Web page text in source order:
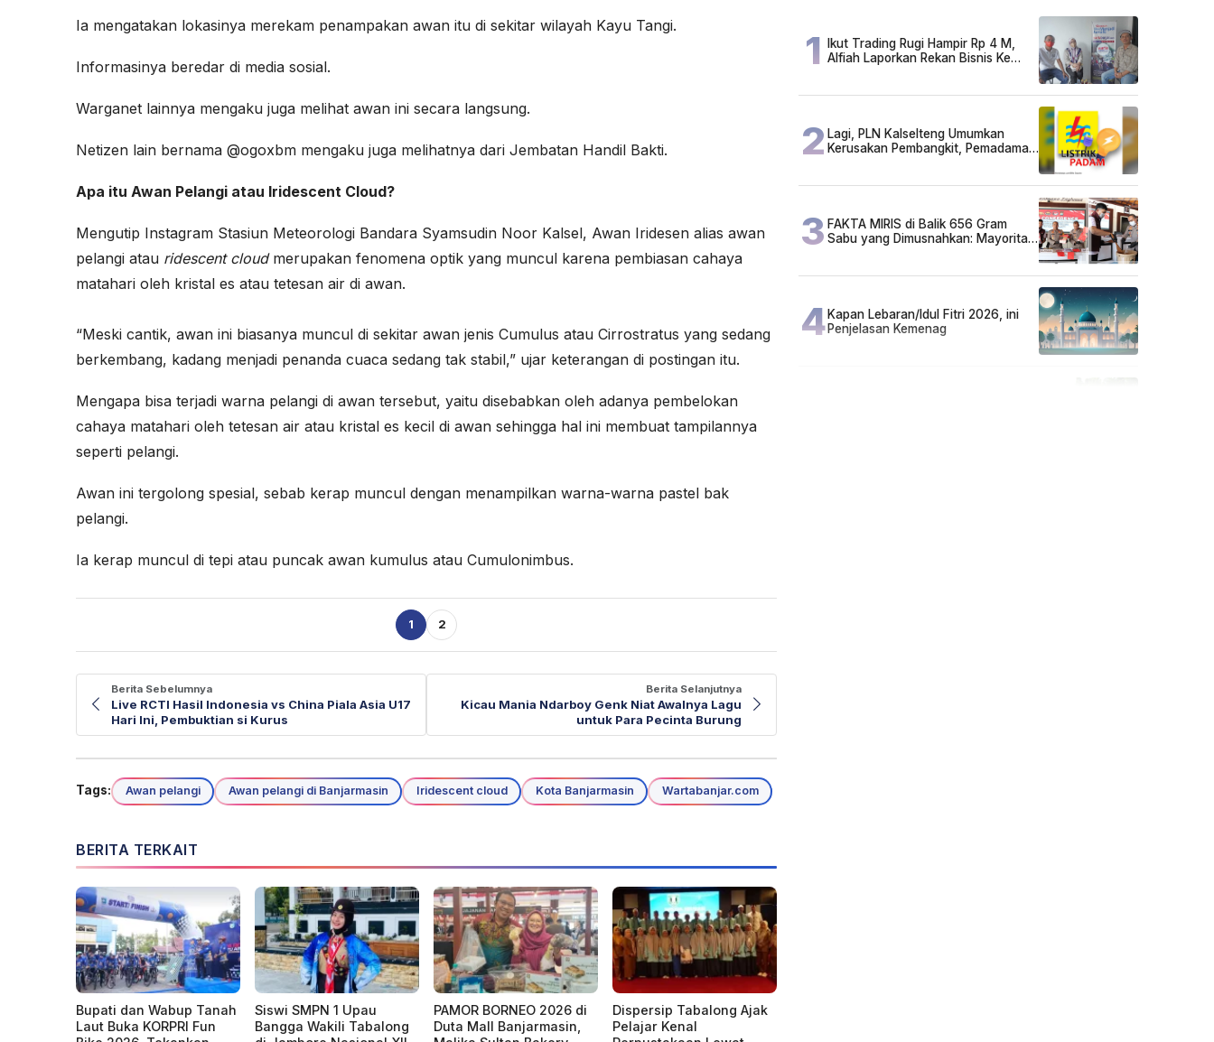
Ia mengatakan lokasinya merekam penampakan awan itu di sekitar wilayah Kayu Tangi.
Informasinya beredar di media sosial.
Warganet lainnya mengaku juga melihat awan ini secara langsung.
Netizen lain bernama @ogoxbm mengaku juga melihatnya dari Jembatan Handil Bakti.
Apa itu Awan Pelangi atau Iridescent Cloud?
Mengutip Instagram Stasiun Meteorologi Bandara Syamsudin Noor Kalsel, Awan Iridesen alias awan
pelangi atau ridescent cloud merupakan fenomena optik yang muncul karena pembiasan cahaya
matahari oleh kristal es atau tetesan air di awan.
“Meski cantik, awan ini biasanya muncul di sekitar awan jenis Cumulus atau Cirrostratus yang sedang
berkembang, kadang menjadi penanda cuaca sedang tak stabil,” ujar keterangan di postingan itu.
Mengapa bisa terjadi warna pelangi di awan tersebut, yaitu disebabkan oleh adanya pembelokan
cahaya matahari oleh tetesan air atau kristal es kecil di awan sehingga hal ini membuat tampilannya
seperti pelangi.
Awan ini tergolong spesial, sebab kerap muncul dengan menampilkan warna-warna pastel bak
pelangi.
Ia kerap muncul di tepi atau puncak awan kumulus atau Cumulonimbus.
1 2
Berita Sebelumnya
Live RCTI Hasil Indonesia vs China Piala Asia U17
Hari Ini, Pembuktian si Kurus
Berita Selanjutnya
Kicau Mania Ndarboy Genk Niat Awalnya Lagu
untuk Para Pecinta Burung
Tags: Awan pelangi Awan pelangi di Banjarmasin Iridescent cloud Kota Banjarmasin Wartabanjar.com
BERITA TERKAIT
Bupati dan Wabup Tanah
Laut Buka KORPRI Fun
Siswi SMPN 1 Upau
Bangga Wakili Tabalong
PAMOR BORNEO 2026 di
Duta Mall Banjarmasin,
Dispersip Tabalong Ajak
Pelajar Kenal
1 Ikut Trading Rugi Hampir Rp 4 M,
Alfiah Laporkan Rekan Bisnis Ke
2 Lagi, PLN Kalselteng Umumkan
Kerusakan Pembangkit, Pemadaman
3 FAKTA MIRIS di Balik 656 Gram
Sabu yang Dimusnahkan: Mayoritas
4Kapan Lebaran/Idul Fitri 2026, ini
Penjelasan Kemenag